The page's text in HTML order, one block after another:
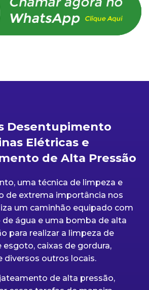
Desentupimento
Elétricas e
de Alta Pressão
uma técnica de limpeza e
de extrema importância nos
um caminhão equipado com
água e uma bomba de alta
para realizar a limpeza de
esgoto, caixas de gordura,
diversos outros locais.
de alta pressão,